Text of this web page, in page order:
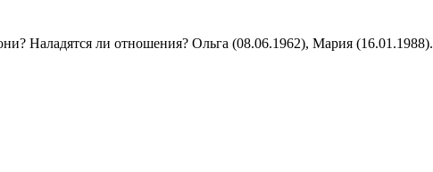
Наладятся ли отношения? Ольга (08.06.1962), Мария (16.01.1988).